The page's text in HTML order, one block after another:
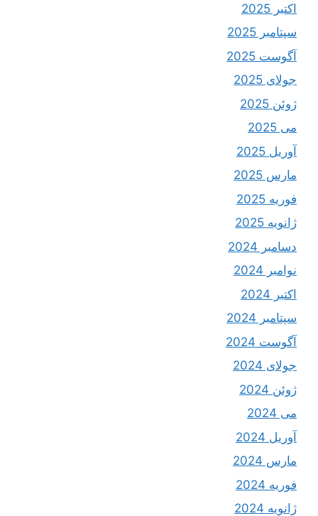
اکتبر 2025
سپتامبر 2025
آگوست 2025
جولای 2025
ژوئن 2025
می 2025
آوریل 2025
مارس 2025
فوریه 2025
ژانویه 2025
دسامبر 2024
نوامبر 2024
اکتبر 2024
سپتامبر 2024
آگوست 2024
جولای 2024
ژوئن 2024
می 2024
آوریل 2024
مارس 2024
فوریه 2024
ژانویه 2024